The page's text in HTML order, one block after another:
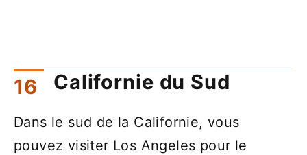
Californie du Sud
Dans le sud de la Californie, vous
pouvez visiter Los Angeles pour le